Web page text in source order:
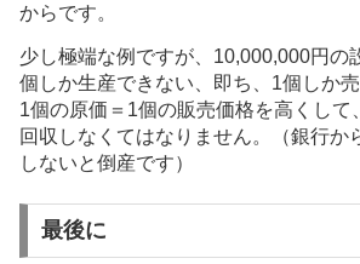
からです。
少し極端な例ですが、10,000,000円の
個しか生産できない、即ち、1個しか売
1個の原価＝1個の販売価格を高くして
回収しなくてはなりません。（銀行か
しないと倒産です）
最後に